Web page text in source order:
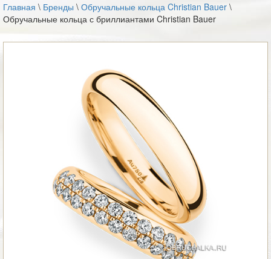
Главная \ Бренды \ Обручальные кольца Christian Bauer \
Обручальные кольца с бриллиантами Christian Bauer